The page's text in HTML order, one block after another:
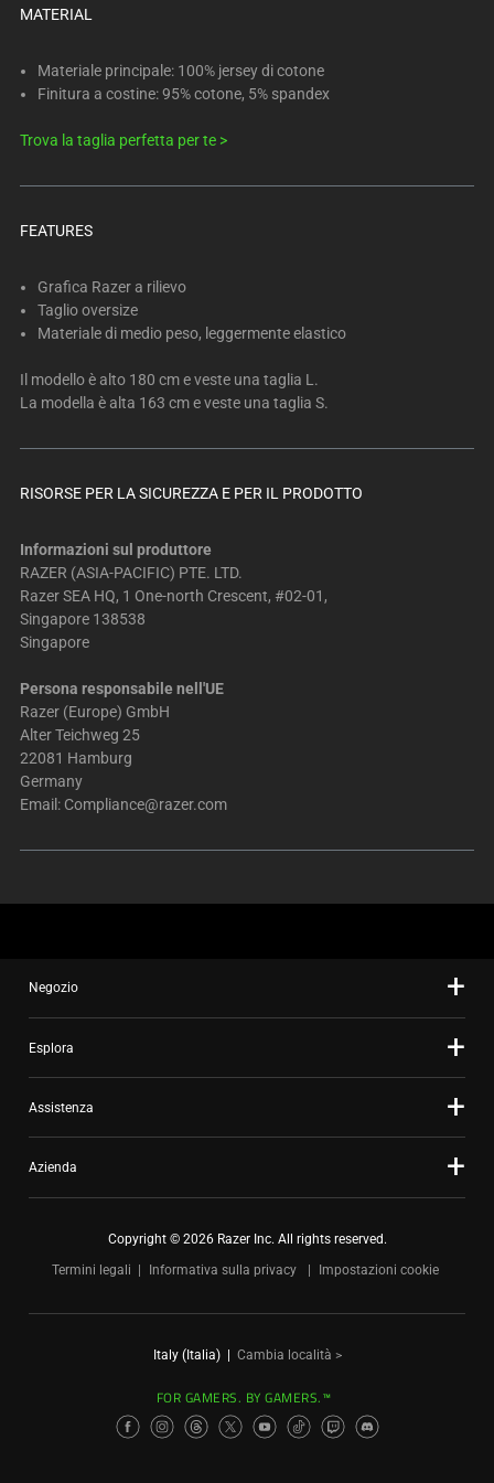
below.
image
image
above.
MATERIAL
Materiale principale: 100% jersey di cotone
Finitura a costine: 95% cotone, 5% spandex
Trova la taglia perfetta per te >
FEATURES
Grafica Razer a rilievo
Taglio oversize
Materiale di medio peso, leggermente elastico
Il modello è alto 180 cm e veste una taglia L.
La modella è alta 163 cm e veste una taglia S.
RISORSE PER LA SICUREZZA E PER IL PRODOTTO
Informazioni sul produttore
RAZER (ASIA-PACIFIC) PTE. LTD.
Razer SEA HQ, 1 One-north Crescent, #02-01,
Singapore 138538
Singapore
Persona responsabile nell'UE
Razer (Europe) GmbH
Alter Teichweg 25
22081 Hamburg
Germany
Email: Compliance@razer.com
Negozio
Esplora
Assistenza
Azienda
Copyright © 2026 Razer Inc. All rights reserved.
Termini legali
Informativa sulla privacy Impostazioni cookie
Italy (Italia)| Cambia località >
FOR GAMERS. BY GAMERS.™